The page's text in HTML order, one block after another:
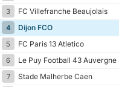
3
FC Villefranche Beaujolais
4
Dijon FCO
5
FC Paris 13 Atletico
6
Le Puy Football 43 Auvergne
7
Stade Malherbe Caen